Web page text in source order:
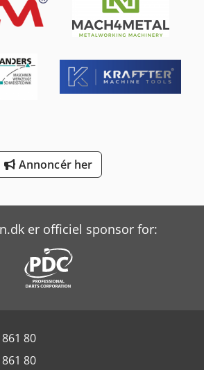
Trac
Annoncér her
er officiel sponsor for:
80
80